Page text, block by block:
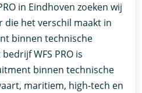
in Eindhoven zoeken wij
die het verschil maakt in
binnen technische
WFS PRO is
binnen technische
maritiem, high-tech en